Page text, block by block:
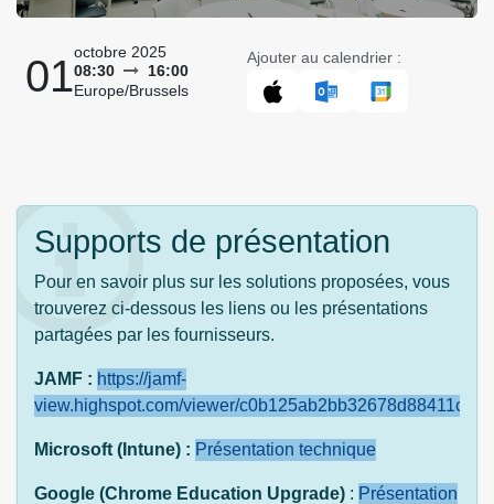
01octobre 2025
08:30
16:00
Europe/Brussels
Ajouter au calendrier :
Supports de présentation
Pour en savoir plus sur les solutions proposées, vous
trouverez ci-dessous les liens ou les présentations
partagées par les fournisseurs.
JAMF : https://jamf-
view.highspot.com/viewer/
Microsoft (Intune) : Présentation technique
Google (Chrome Education Upgrade) : Présentation